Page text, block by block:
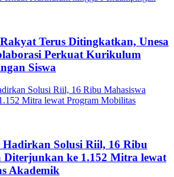
Terus Ditingkatkan, Unesa
Perkuat Kurikulum
Siswa
Solusi Riil, 16 Ribu
Diterjunkan ke 1.152 Mitra lewat
Akademik